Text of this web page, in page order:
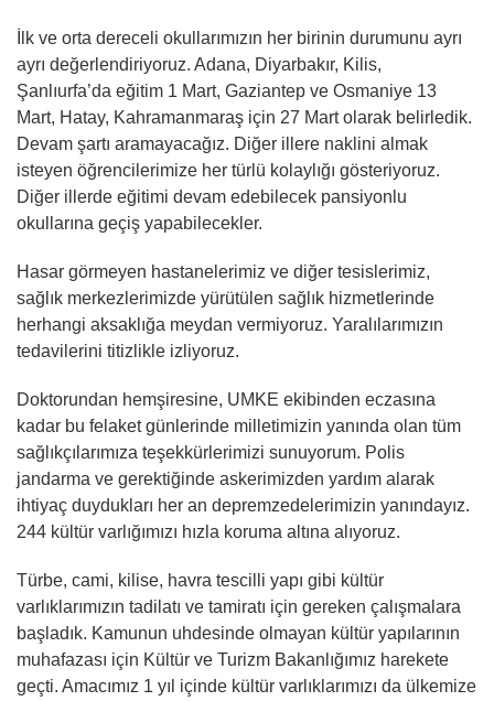
İlk ve orta dereceli okullarımızın her birinin durumunu ayrı
ayrı değerlendiriyoruz. Adana, Diyarbakır, Kilis,
Şanlıurfa’da eğitim 1 Mart, Gaziantep ve Osmaniye 13
Mart, Hatay, Kahramanmaraş için 27 Mart olarak belirledik.
Devam şartı aramayacağız. Diğer illere naklini almak
isteyen öğrencilerimize her türlü kolaylığı gösteriyoruz.
Diğer illerde eğitimi devam edebilecek pansiyonlu
okullarına geçiş yapabilecekler.
Hasar görmeyen hastanelerimiz ve diğer tesislerimiz,
sağlık merkezlerimizde yürütülen sağlık hizmetlerinde
herhangi aksaklığa meydan vermiyoruz. Yaralılarımızın
tedavilerini titizlikle izliyoruz.
Doktorundan hemşiresine, UMKE ekibinden eczasına
kadar bu felaket günlerinde milletimizin yanında olan tüm
sağlıkçılarımıza teşekkürlerimizi sunuyorum. Polis
jandarma ve gerektiğinde askerimizden yardım alarak
ihtiyaç duydukları her an depremzedelerimizin yanındayız.
244 kültür varlığımızı hızla koruma altına alıyoruz.
Türbe, cami, kilise, havra tescilli yapı gibi kültür
varlıklarımızın tadilatı ve tamiratı için gereken çalışmalara
başladık. Kamunun uhdesinde olmayan kültür yapılarının
muhafazası için Kültür ve Turizm Bakanlığımız harekete
geçti. Amacımız 1 yıl içinde kültür varlıklarımızı da ülkemize